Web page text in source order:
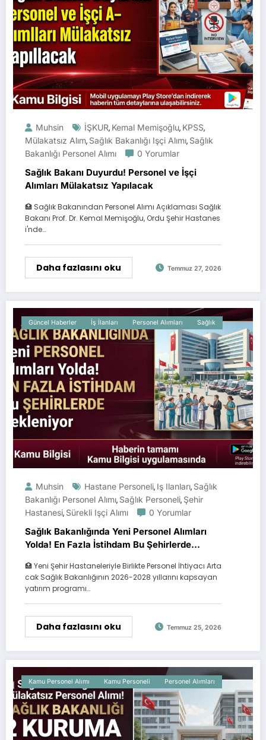
Muhsin İŞKUR, Kemal Memişoğlu, KPSS,
Mülakatsız Alım, Sağlık Bakanlığı Işçi Alımı, Sağlık
Bakanlığı Personel Alımı
0 Yorumlar
Sağlık Bakanı Duyurdu! Personel ve İşçi
Alımları Mülakatsız Yapılacak
🏥 Sağlık Bakanından Personel Alımı Açıklaması Sağlık
Bakanı Prof. Dr. Kemal Memişoğlu, Ordu Şehir Hastanes
i'nde…
Daha fazlasını oku Temmuz 27, 2026
Güncel Haberler İş İlanları Personel Alımları Sağlık
Muhsin Hastane Personeli, Iş Ilanları, Sağlık
Bakanlığı Personel Alımı, Sağlık Personeli, Şehir
Hastanesi, Sürekli Işçi Alımı 0 Yorumlar
Sağlık Bakanlığında Yeni Personel Alımları
Yolda! En Fazla İstihdam Bu Şehirlerde
🏥 Yeni Şehir Hastaneleriyle Birlikte Personel İhtiyacı Arta
cak Sağlık Bakanlığının 2026-2028 yıllarını kapsayan
yatırım programı…
Daha fazlasını oku Temmuz 25, 2026
Kamu Personel Alımı Kamu Personeli Personel Alımları